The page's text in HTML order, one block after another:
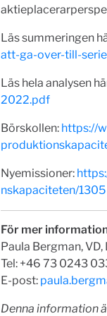
Läs summeringen
att-ga-over-till-
Läs hela analysen
2022.pdf
Börskollen: https://
Nyemissioner:
nskapaciteten/1305
För mer
Paula Bergman,
Tel: +46 73 0243
E-post:
Denna information